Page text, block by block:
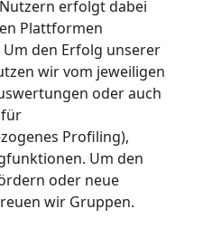
erfolgt dabei
Plattformen
den Erfolg unserer
wir vom jeweiligen
oder auch
für
Profiling),
Um den
oder neue
wir Gruppen.